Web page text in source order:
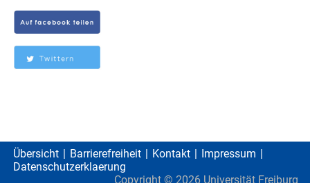
Übersicht Barrierefreiheit Kontakt
Impressum
Datenschutzerklaerung
Copyright © 2026 Universität Freiburg